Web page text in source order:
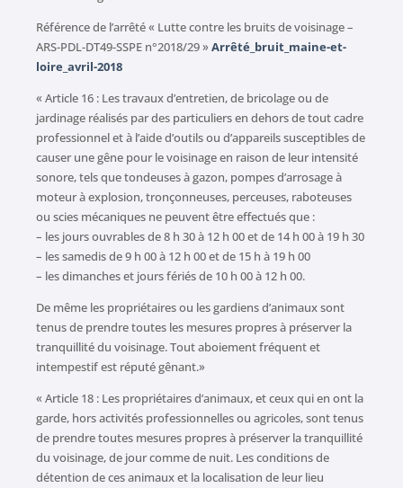
Référence de l’arrêté « Lutte contre les bruits de voisinage –
ARS-PDL-DT49-SSPE n°2018/29 » Arrêté_bruit_maine-et-
loire_avril-2018
« Article 16 : Les travaux d’entretien, de bricolage ou de
jardinage réalisés par des particuliers en dehors de tout cadre
professionnel et à l’aide d’outils ou d’appareils susceptibles de
causer une gêne pour le voisinage en raison de leur intensité
sonore, tels que tondeuses à gazon, pompes d’arrosage à
moteur à explosion, tronçonneuses, perceuses, raboteuses
ou scies mécaniques ne peuvent être effectués que :
– les jours ouvrables de 8 h 30 à 12 h 00 et de 14 h 00 à 19 h 30
– les samedis de 9 h 00 à 12 h 00 et de 15 h à 19 h 00
– les dimanches et jours fériés de 10 h 00 à 12 h 00.
De même les propriétaires ou les gardiens d’animaux sont
tenus de prendre toutes les mesures propres à préserver la
tranquillité du voisinage. Tout aboiement fréquent et
intempestif est réputé gênant.»
« Article 18 : Les propriétaires d’animaux, et ceux qui en ont la
garde, hors activités professionnelles ou agricoles, sont tenus
de prendre toutes mesures propres à préserver la tranquillité
du voisinage, de jour comme de nuit. Les conditions de
détention de ces animaux et la localisation de leur lieu